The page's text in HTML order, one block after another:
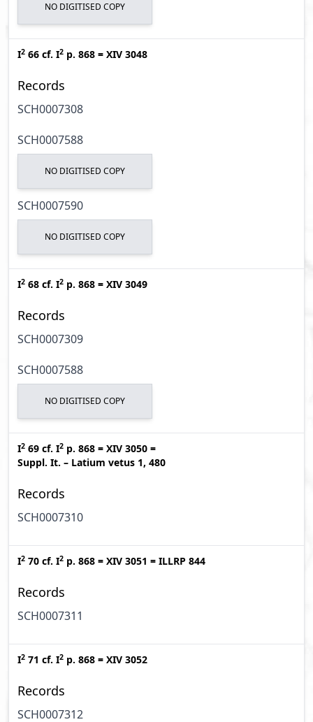
NO DIGITISED COPY
I2 66 cf. I2 p. 868 = XIV 3048
Records
SCH0007308
SCH0007588
NO DIGITISED COPY
SCH0007590
NO DIGITISED COPY
I2 68 cf. I2 p. 868 = XIV 3049
Records
SCH0007309
SCH0007588
NO DIGITISED COPY
I2 69 cf. I2 p. 868 = XIV 3050 =
Suppl. It. – Latium vetus 1, 480
Records
SCH0007310
I2 70 cf. I2 p. 868 = XIV 3051 = ILLRP 844
Records
SCH0007311
I2 71 cf. I2 p. 868 = XIV 3052
Records
SCH0007312